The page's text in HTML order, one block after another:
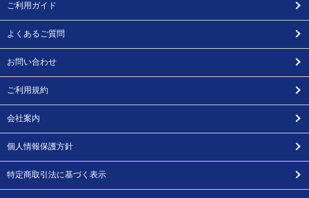
ご利用ガイド
よくあるご質問
お問い合わせ
ご利用規約
会社案内
個人情報保護方針
特定商取引法に基づく表示